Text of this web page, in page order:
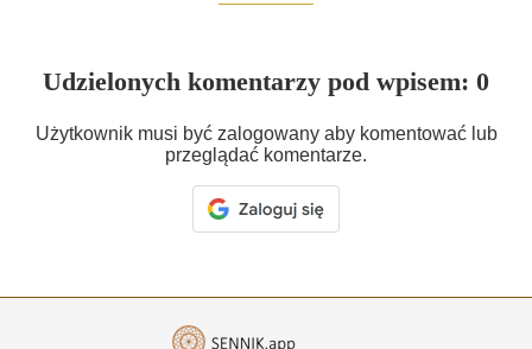
Udzielonych komentarzy pod wpisem: 0
Użytkownik musi być zalogowany aby komentować lub
przeglądać komentarze.